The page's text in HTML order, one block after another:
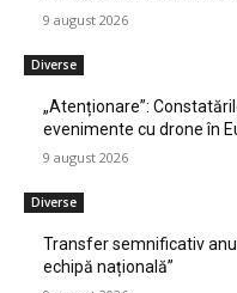
9 august 2026
Diverse
„Atenționare”:
evenimente cu drone în
9 august 2026
Diverse
Transfer semnificativ
echipă națională”